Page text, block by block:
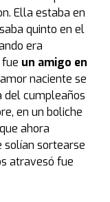
mítico auto
fue
del Diez, tuvo
de pintar de
Luego,
por un
con el
Algo de esa
Ella estaba en
quinto en el
era
un amigo en
naciente se
del cumpleaños
en un boliche
ahora
solían sortearse
atravesó fue